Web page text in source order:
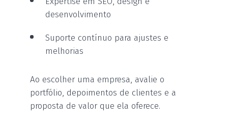
desenvolvimento
Suporte contínuo para ajustes e
melhorias
Ao escolher uma empresa, avalie o
portfólio, depoimentos de clientes e a
proposta de valor que ela oferece.